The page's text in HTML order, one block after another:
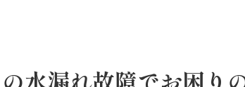
水漏れ故障でお困り